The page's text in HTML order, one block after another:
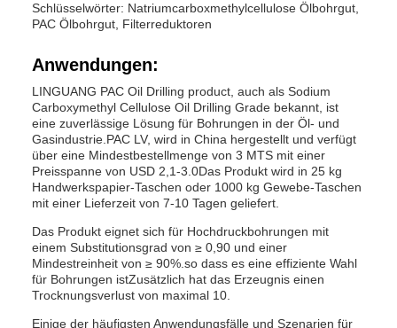
Schlüsselwörter: Natriumcarboxmethylcellulose Ölbohrgut,
PAC Ölbohrgut, Filterreduktoren
Anwendungen:
LINGUANG PAC Oil Drilling product, auch als Sodium
Carboxymethyl Cellulose Oil Drilling Grade bekannt, ist
eine zuverlässige Lösung für Bohrungen in der Öl- und
Gasindustrie.PAC LV, wird in China hergestellt und verfügt
über eine Mindestbestellmenge von 3 MTS mit einer
Preisspanne von USD 2,1-3.0Das Produkt wird in 25 kg
Handwerkspapier-Taschen oder 1000 kg Gewebe-Taschen
mit einer Lieferzeit von 7-10 Tagen geliefert.
Das Produkt eignet sich für Hochdruckbohrungen mit
einem Substitutionsgrad von ≥ 0,90 und einer
Mindestreinheit von ≥ 90%.so dass es eine effiziente Wahl
für Bohrungen istZusätzlich hat das Erzeugnis einen
Trocknungsverlust von maximal 10.
Einige der häufigsten Anwendungsfälle und Szenarien für